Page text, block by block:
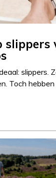
slippers
slippers.
Toch